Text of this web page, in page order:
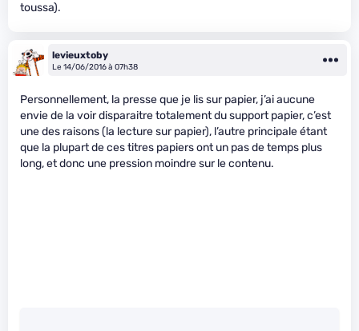
toussa).
levieuxtoby
Le 14/06/2016 à 07h38
Personnellement, la presse que je lis sur papier, j’ai aucune
envie de la voir disparaitre totalement du support papier, c’est
une des raisons (la lecture sur papier), l’autre principale étant
que la plupart de ces titres papiers ont un pas de temps plus
long, et donc une pression moindre sur le contenu.